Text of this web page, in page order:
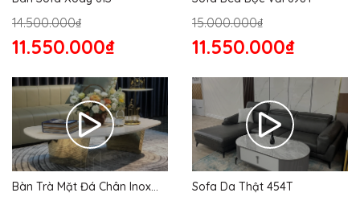
14.500.000₫
11.550.000₫
15.000.000₫
11.550.000₫
Bàn Trà Mặt Đá Chân Inox
Sofa Da Thật 454T